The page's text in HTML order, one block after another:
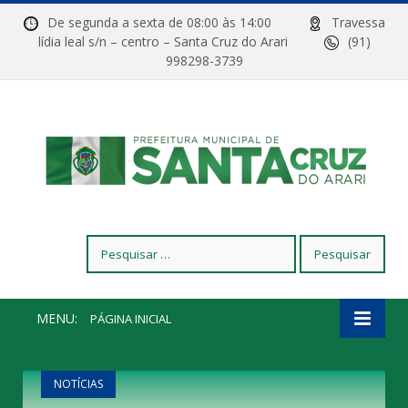
De segunda a sexta de 08:00 às 14:00
Travessa
lídia leal s/n – centro – Santa Cruz do Arari
(91)
998298-3739
por:
MENU: PÁGINA INICIAL
NOTÍCIAS